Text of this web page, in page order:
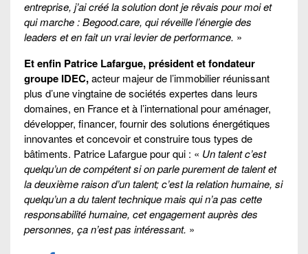
entreprise, j’ai créé la solution dont je rêvais pour moi et
qui marche : Begood.care, qui réveille l’énergie des
leaders et en fait un vrai levier de performance. »
Et enfin Patrice Lafargue, président et fondateur
groupe IDEC,acteur majeur de l’immobilier réunissant
plus d’une vingtaine de sociétés expertes dans leurs
domaines, en France et à l’international pour aménager,
développer, financer, fournir des solutions énergétiques
innovantes et concevoir et construire tous types de
bâtiments. Patrice Lafargue pour qui : « Un talent c’est
quelqu’un de compétent si on parle purement de talent et
la deuxième raison d’un talent; c’est la relation humaine, si
quelqu’un a du talent technique mais qui n’a pas cette
responsabilité humaine, cet engagement auprès des
personnes, ça n’est pas intéressant. »